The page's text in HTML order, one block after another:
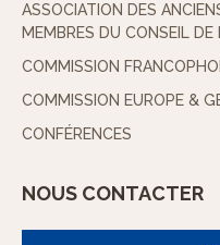
ASSOCIATION DES
MEMBRES DU CONSEIL DE
COMMISSION
COMMISSION EUROPE &
CONFÉRENCES
NOUS CONTACTER